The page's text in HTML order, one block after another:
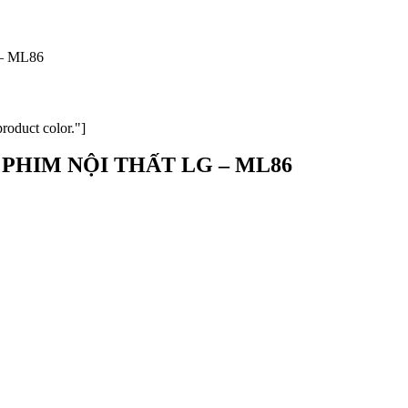
ML86
color."]
NỘI THẤT LG – ML86